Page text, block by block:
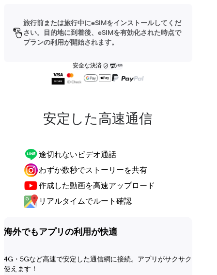
旅行前または旅行中にeSIMをインストールしてくだ
さい。目的地に到着後、eSIMを有効化された時点で
プランの利用が開始されます。
安全な決済
安定した高速通信
途切れないビデオ通話
わずか数秒でストーリーを共有
作成した動画を高速アップロード
リアルタイムでルート確認
海外でもアプリの利用が快適
4G・5Gなど高速で安定した通信網に接続。アプリがサクサク
使えます！